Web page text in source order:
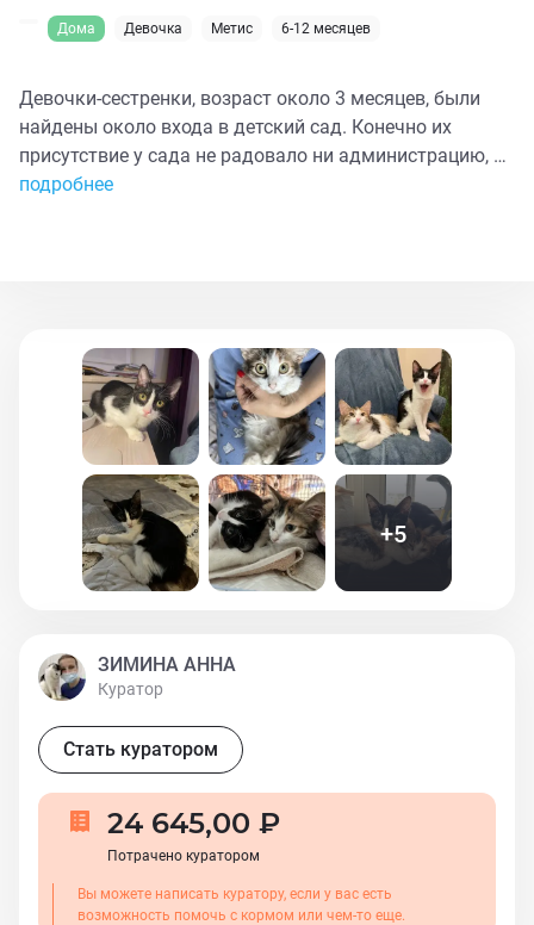
Дома Девочка Метис 6-12 месяцев
Девочки-сестренки, возраст около 3 месяцев, были
найдены около входа в детский сад. Конечно их
присутствие у сада не радовало ни администрацию, ни
родителей. Пришлось малышек забрать.
подробнее
+5
ЗИМИНА АННА
Куратор
Стать куратором
24 645,00 ₽
Потрачено куратором
Вы можете написать куратору, если у вас есть
возможность помочь с кормом или чем-то еще.